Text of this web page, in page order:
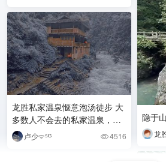
龙胜私家温泉惬意泡汤徒步 大
多数人不会去的私家温泉，风
景更独特，负氧离子妥妥的让
你吸个够，原始的小桥
卢少ᯤ⁵ᴳ 4516
隐于